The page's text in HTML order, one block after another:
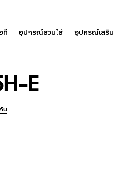
ที อุปกรณ์สวมใส่ อุปกรณ์เสริม
E
น